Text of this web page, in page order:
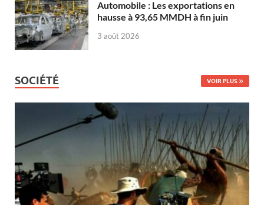
Automobile : Les exportations en
hausse à 93,65 MMDH à fin juin
3 août 2026
SOCIÉTÉ VOIR PLUS